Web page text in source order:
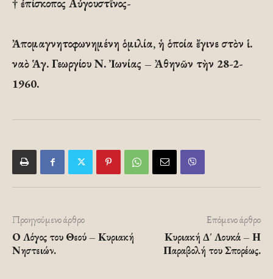
† ἐπίσκοπος Αὐγουστῖνος-
Ἀπομαγνητοφωνημένη ὁμιλία, ἡ ὁποία ἔγινε στὸν ἱ.
ναὸ Ἁγ. Γεωργίου Ν. Ἰωνίας – Ἀθηνῶν τὴν 28-2-
1960.
Προηγούμενο άρθρο
Ο Λόγος του Θεού – Κυριακή
Νηστειών.
Επόμενο άρθρο
Κυριακή Δ΄ Λουκά – Η
Παραβολή του Σπορέως.